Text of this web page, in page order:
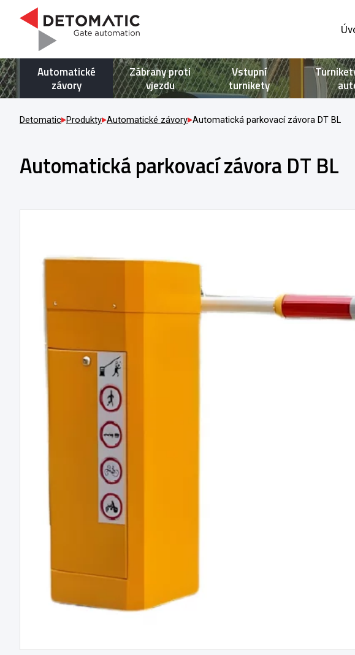
Automatické
závory
Zábrany proti
vjezdu
Vstupní
turnikety
Detomatic Produkty Automatické závory Automatická parkovací závora DT BL
Automatická parkovací závora DT BL